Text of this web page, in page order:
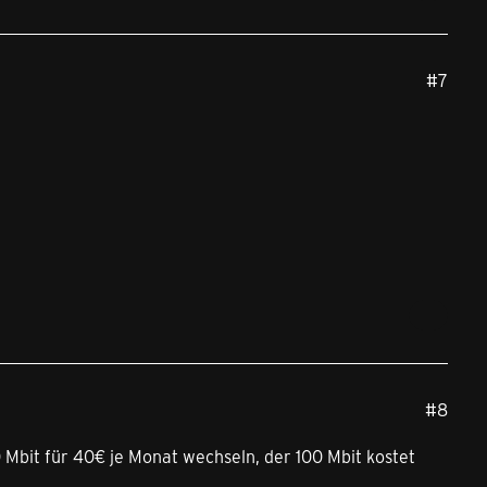
#7
#8
für 40€ je Monat wechseln, der 100 Mbit kostet